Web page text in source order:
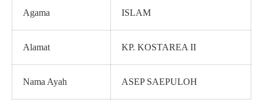
Agama ISLAM
Alamat KP. KOSTAREA II
Nama Ayah ASEP SAEPULOH